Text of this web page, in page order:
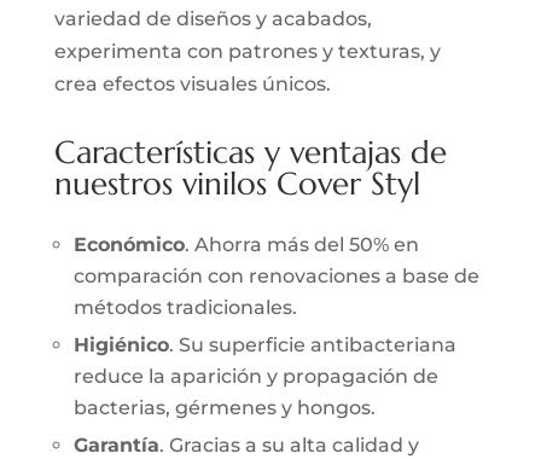
variedad de diseños y acabados,
experimenta con patrones y texturas, y
crea efectos visuales únicos.
Características y ventajas de
nuestros vinilos Cover Styl
Económico. Ahorra más del 50% en
comparación con renovaciones a base de
métodos tradicionales.
Higiénico. Su superficie antibacteriana
reduce la aparición y propagación de
bacterias, gérmenes y hongos.
Garantía. Gracias a su alta calidad y